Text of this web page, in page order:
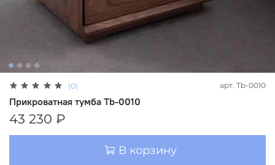
(0) арт. Tb-0010
Прикроватная тумба Tb-0010
43 230 ₽
В корзину